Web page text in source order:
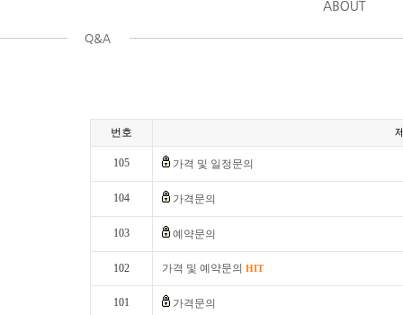
번호
105 가격 및 일정문의
104 가격문의
103 예약문의
102 가격 및 예약문의 HIT
101 가격문의